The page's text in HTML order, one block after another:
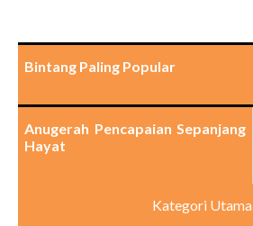
Bintang Paling Popular
Anugerah Pencapaian Sepanjang
Hayat
Kategori Utama